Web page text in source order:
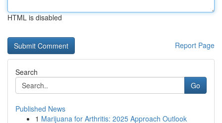
HTML is disabled
Report Page
Search
Go
Published News
1 Marijuana for Arthritis: 2025 Approach Outlook